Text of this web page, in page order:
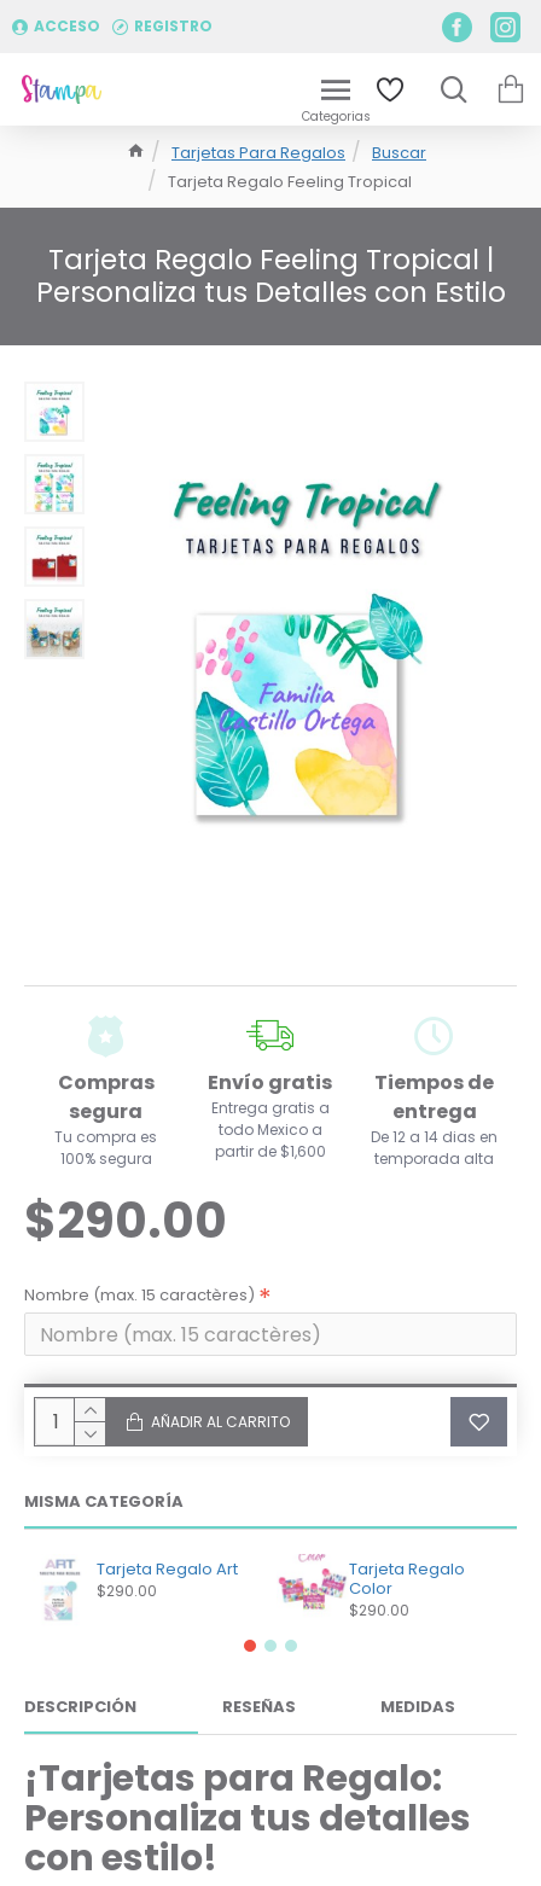
ACCESO REGISTRO
Tarjetas Para Regalos
Buscar
Tarjeta Regalo Feeling Tropical
Tarjeta Regalo Feeling Tropical |
Personaliza tus Detalles con Estilo
Compras
segura
Tu compra es
100% segura
Envío gratis
Entrega gratis a
todo Mexico a
partir de $1,600
Tiempos de
entrega
De 12 a 14 dias en
temporada alta
$290.00
Nombre (max. 15 caractères)
AÑADIR AL CARRITO
MISMA CATEGORÍA
Tarjeta Regalo Art
$290.00
Tarjeta Regalo
Color
$290.00
DESCRIPCIÓN RESEÑAS MEDIDAS
¡Tarjetas para Regalo:
Personaliza tus detalles
con estilo!